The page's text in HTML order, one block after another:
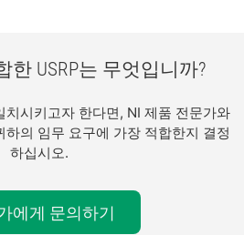
한 USRP는 무엇입니까?
치시키고자 한다면, NI 제품 전문가와
의 임무 요구에 가장 적합한지 결정
하십시오.
에게 문의하기